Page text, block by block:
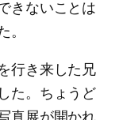
きないことは
。
行き来した兄
た。ちょうど
真展が開かれ